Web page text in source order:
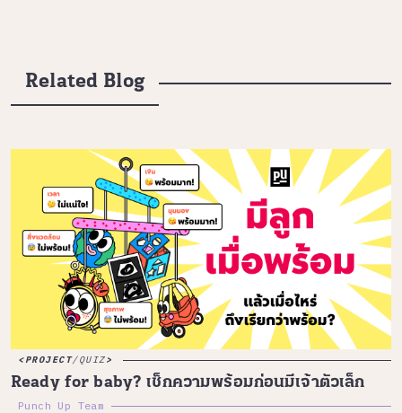
Related Blog
PROJECT/QUIZ
Ready for baby? เช็กความพร้อมก่อนมีเจ้าตัวเล็ก
Punch Up Team